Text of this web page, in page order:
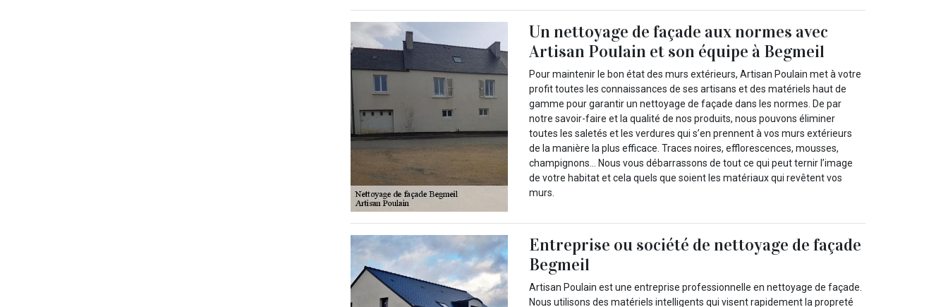
Un nettoyage de façade aux normes avec
Artisan Poulain et son équipe à Begmeil
Pour maintenir le bon état des murs extérieurs, Artisan Poulain met à votre
profit toutes les connaissances de ses artisans et des matériels haut de
gamme pour garantir un nettoyage de façade dans les normes. De par
notre savoir-faire et la qualité de nos produits, nous pouvons éliminer
toutes les saletés et les verdures qui s’en prennent à vos murs extérieurs
de la manière la plus efficace. Traces noires, efflorescences, mousses,
champignons… Nous vous débarrassons de tout ce qui peut ternir l’image
de votre habitat et cela quels que soient les matériaux qui revêtent vos
murs.
Entreprise ou société de nettoyage de façade
Begmeil
Artisan Poulain est une entreprise professionnelle en nettoyage de façade.
Nous utilisons des matériels intelligents qui visent rapidement la propreté